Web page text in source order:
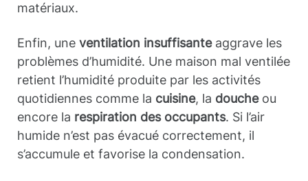
matériaux.
Enfin, une ventilation insuffisanteaggrave les
problèmes d’humidité. Une maison mal ventilée
retient l’humidité produite par les activités
quotidiennes comme la cuisine, la doucheou
encore la respiration des occupants. Si l’air
humide n’est pas évacué correctement, il
s’accumule et favorise la condensation.